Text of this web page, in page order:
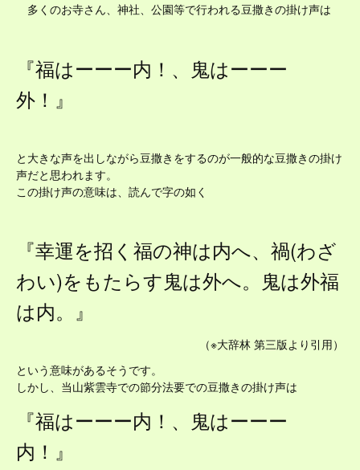
多くのお寺さん、神社、公園等で行われる豆撒きの掛け声は
『福はーーー内！、鬼はーーー
外！』
と大きな声を出しながら豆撒きをするのが一般的な豆撒きの掛け
声だと思われます。
この掛け声の意味は、読んで字の如く
『幸運を招く福の神は内へ、禍(わざ
わい)をもたらす鬼は外へ。鬼は外福
は内。』
（※大辞林 第三版より引用）
という意味があるそうです。
しかし、当山紫雲寺での節分法要での豆撒きの掛け声は
『福はーーー内！、鬼はーーー
内！』